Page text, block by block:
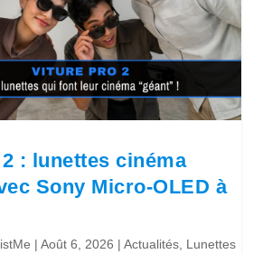
: lunettes cinéma
Sony Micro-OLED à
|Août 6, 2026 |Actualités Lunettes